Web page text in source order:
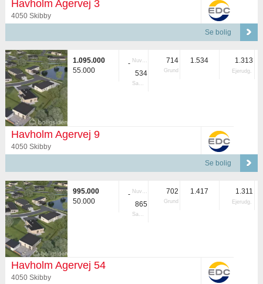
Havholm Agervej 3
4050 Skibby
Se bolig
1.095.000
55.000
- Nuvær.
534
Samlet
714
Grund
1.534 1.313
Ejerudg.
Havholm Agervej 9
4050 Skibby
Se bolig
995.000
50.000
- Nuvær.
865
Samlet
702
Grund
1.417 1.311
Ejerudg.
Havholm Agervej 54
4050 Skibby